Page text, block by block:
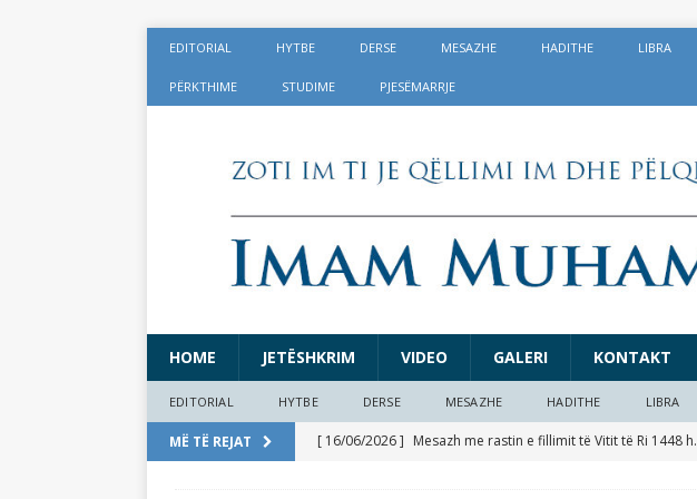
EDITORIAL HYTBE DERSE MESAZHE HADITHE LIBRA
PËRKTHIME STUDIME PJESËMARRJE
HOME JETËSHKRIM VIDEO GALERI KONTAKT
EDITORIAL HYTBE DERSE MESAZHE HADITHE LIBRA
MË TË REJAT [ 16/06/2026 ] Mesazh me rastin e fillimit të Vitit të Ri 1448 h.